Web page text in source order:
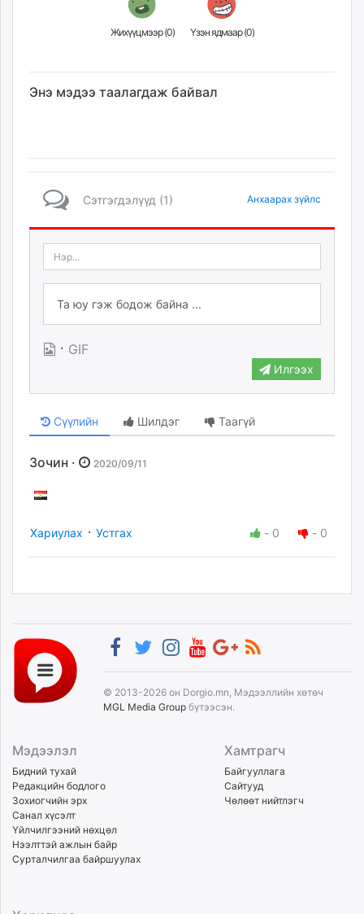
Жихүүцмээр (0) Үзэн ядмаар (0)
Энэ мэдээ таалагдаж байвал
Сэтгэгдэлүүд (1) Анхаарах зүйлс
· GIF
Илгээх
Сүүлийн Шилдэг Таагүй
Зочин · 2020/09/11
Хариулах · Устгах - 0 - 0
© 2013-2026 он Dorgio.mn, Мэдээллийн хөтөч
MGL Media Group бүтээсэн.
Мэдээлэл
Бидний тухай
Редакцийн бодлого
Зохиогчийн эрх
Санал хүсэлт
Үйлчилгээний нөхцөл
Нээлттэй ажлын байр
Сурталчилгаа байршуулах
Хамтрагч
Байгууллага
Сайтууд
Чөлөөт нийтлэгч